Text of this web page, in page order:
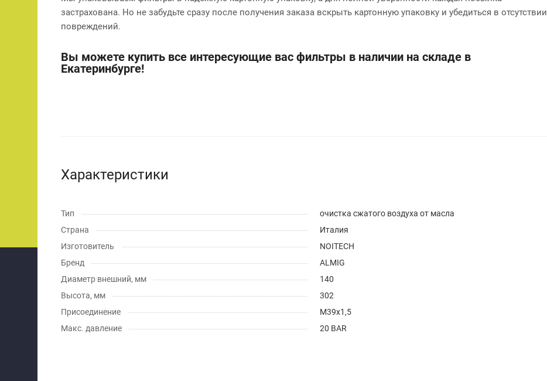
застрахована. Но не забудьте сразу после получения заказа вскрыть картонную упаковку и убедиться в отсутствии
повреждений.
Вы можете купить все интересующие вас фильтры в наличии на складе в
Екатеринбурге!
Характеристики
Тип
очистка сжатого воздуха от масла
Страна
Италия
Изготовитель
NOITECH
Бренд
ALMIG
Диаметр внешний, мм
140
Высота, мм
302
Присоединение
M39x1,5
Макс. давление
20 BAR